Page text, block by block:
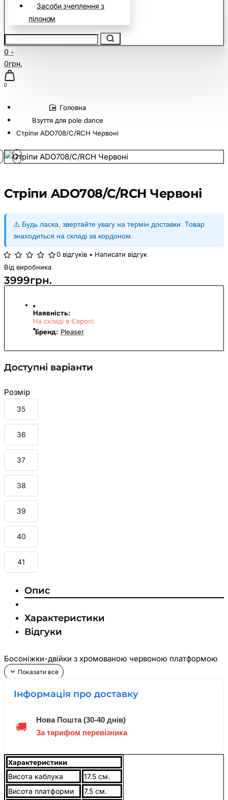
Засоби зчеплення з
пілоном
0 -
0грн.
0
home
Взуття для pole dance
Стріпи ADO708/C/RCH Червоні
Стріпи ADO708/C/RCH Червоні
⚠️ Будь ласка, звертайте увагу на термін доставки. Товар
знаходиться на складі за кордоном.
0 відгуків • Написати відгук
Від виробника
3999грн.
Наявність:
На складі в Європі
Бренд: Pleaser
Доступні варіанти
Розмір
35
36
37
38
39
40
41
Опис
Характеристики
Відгуки
Босоніжки-двійки з хромованою червоною платформою
Інформація про доставку
🚚
Нова Пошта (30-40 днів)
За тарифом перевізника
Характеристики
Висота каблука
17.5 см.
Висота платформи
7.5 см.